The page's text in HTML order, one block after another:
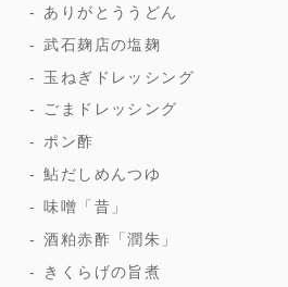
ありがとううどん
武石麹店の塩麹
玉ねぎドレッシング
ごまドレッシング
ポン酢
鮎だしめんつゆ
味噌「昔」
酒粕赤酢「潤朱」
きくらげの旨煮